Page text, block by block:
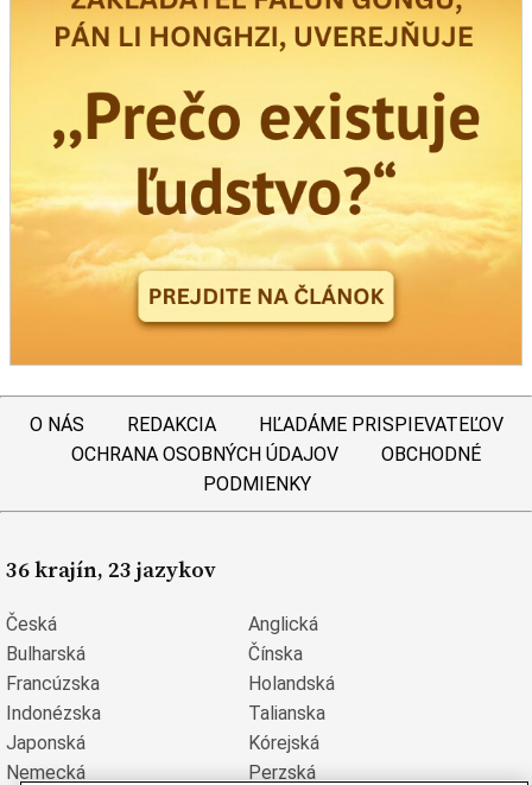
O NÁS REDAKCIA
HĽADÁME PRISPIEVATEĽOV
OCHRANA OSOBNÝCH ÚDAJOV
OBCHODNÉ
PODMIENKY
36 krajín, 23 jazykov
Česká
Anglická
Bulharská
Čínska
Francúzska
Holandská
Indonézska
Talianska
Japonská
Kórejská
Nemecká
Perzská